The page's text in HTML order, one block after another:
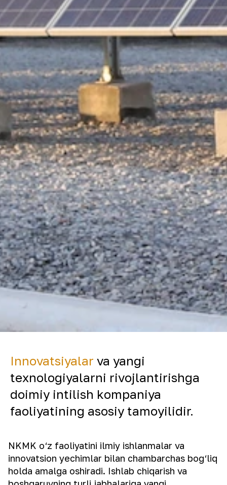
Innovatsiyalar va yangi
texnologiyalarni rivojlantirishga
doimiy intilish kompaniya
faoliyatining asosiy tamoyilidir.
NKMK o‘z faoliyatini ilmiy ishlanmalar va
innovatsion yechimlar bilan chambarchas bog‘liq
holda amalga oshiradi. Ishlab chiqarish va